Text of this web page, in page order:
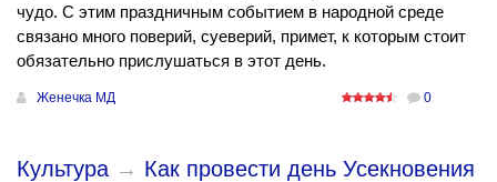
чудо. С этим праздничным событием в народной среде
связано много поверий, суеверий, примет, к которым стоит
обязательно прислушаться в этот день.
Женечка МД 0
Культура → Как провести день Усекновения